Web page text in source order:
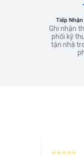
Tiếp
Ghi nhận
phối kỹ
tận nhà
⭐⭐⭐⭐⭐